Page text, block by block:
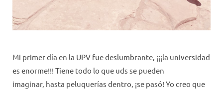
Mi primer día en la UPV fue deslumbrante, ¡¡¡la universidad
es enorme!!! Tiene todo lo que uds se pueden
imaginar, hasta peluquerías dentro, ¡se pasó! Yo creo que